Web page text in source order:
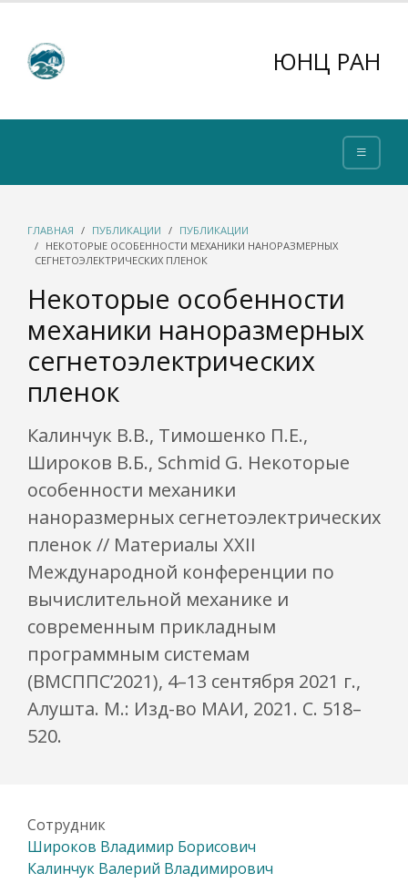
ЮНЦ РАН
ГЛАВНАЯ ПУБЛИКАЦИИ
ПУБЛИКАЦИИ
НЕКОТОРЫЕ ОСОБЕННОСТИ МЕХАНИКИ НАНОРАЗМЕРНЫХ
СЕГНЕТОЭЛЕКТРИЧЕСКИХ ПЛЕНОК
Некоторые особенности
механики наноразмерных
сегнетоэлектрических
пленок
Калинчук В.В., Тимошенко П.Е.,
Широков В.Б., Schmid G. Некоторые
особенности механики
наноразмерных сегнетоэлектрических
пленок // Материалы XXII
Международной конференции по
вычислительной механике и
современным прикладным
программным системам
(ВМСППС’2021), 4–13 сентября 2021 г.,
Алушта. М.: Изд-во МАИ, 2021. С. 518–
520.
Сотрудник
Широков Владимир Борисович
Калинчук Валерий Владимирович